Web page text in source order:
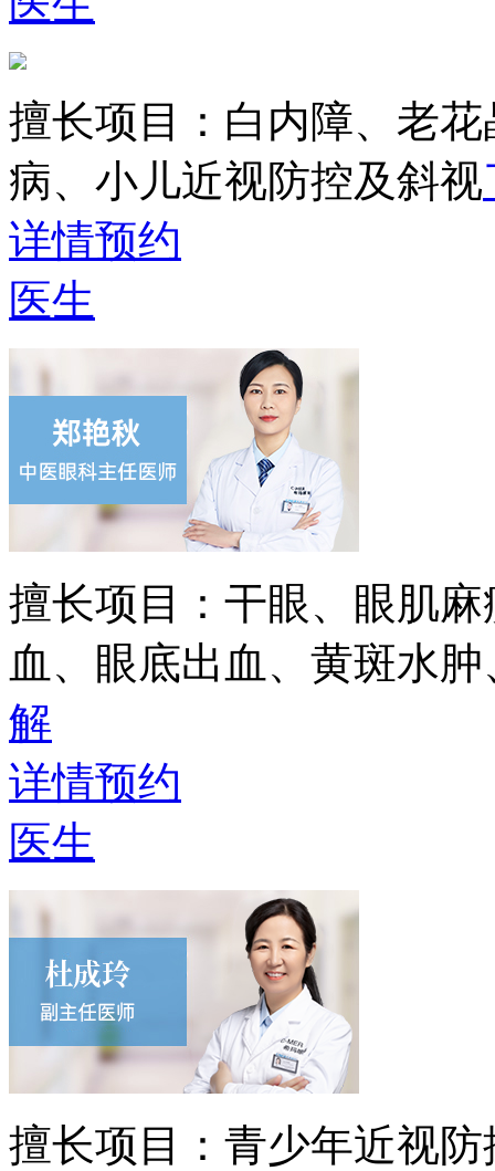
擅长项目： 白内障、老
病、小儿近视防控及斜视
详情预约
医生
擅长项目： 干眼、眼肌
血、眼底出血、黄斑水
解
详情预约
医生
擅长项目： 青少年近视